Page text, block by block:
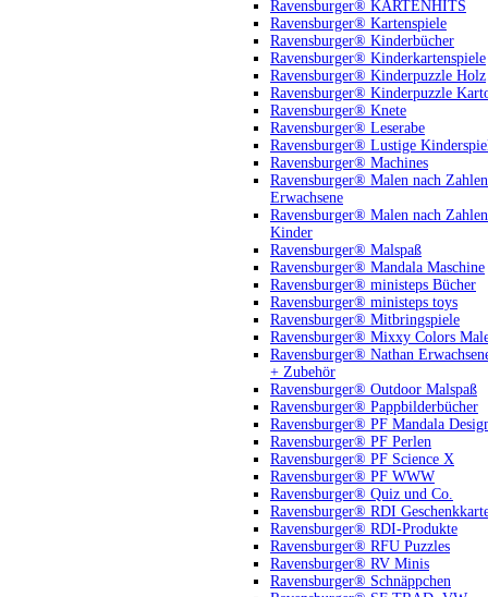
Ravensburger® KARTENHITS
Ravensburger® Kartenspiele
Ravensburger® Kinderbücher
Ravensburger® Kinderkartenspiele
Ravensburger® Kinderpuzzle Holz
Ravensburger® Kinderpuzzle
Ravensburger® Knete
Ravensburger® Leserabe
Ravensburger® Lustige
Ravensburger® Machines
Ravensburger® Malen nach Zahlen
Erwachsene
Ravensburger® Malen nach Zahlen
Kinder
Ravensburger® Malspaß
Ravensburger® Mandala Maschine
Ravensburger® ministeps Bücher
Ravensburger® ministeps toys
Ravensburger® Mitbringspiele
Ravensburger® Mixxy Colors
Ravensburger® Nathan
+ Zubehör
Ravensburger® Outdoor Malspaß
Ravensburger® Pappbilderbücher
Ravensburger® PF Mandala
Ravensburger® PF Perlen
Ravensburger® PF Science X
Ravensburger® PF WWW
Ravensburger® Quiz und Co.
Ravensburger® RDI
Ravensburger® RDI-Produkte
Ravensburger® RFU Puzzles
Ravensburger® RV Minis
Ravensburger® Schnäppchen